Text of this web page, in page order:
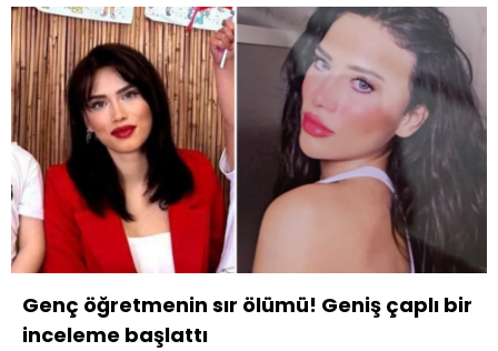
Genç öğretmenin sır ölümü! Geniş çaplı bir
inceleme başlattı